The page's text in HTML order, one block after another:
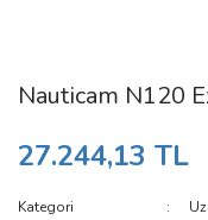
Nauticam N120
27.244,13 TL
Kategori